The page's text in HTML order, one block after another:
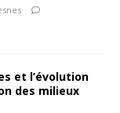
et l’évolution
des milieux